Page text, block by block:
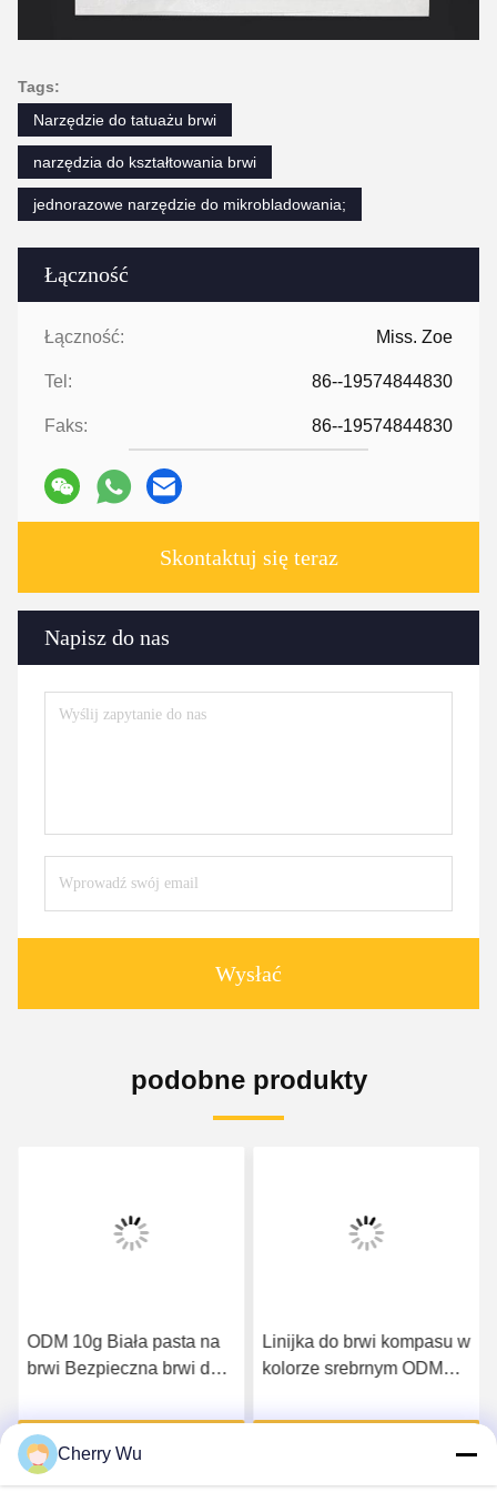
Łączność
Łączność: Miss. Zoe
Tel: 86--19574844830
Faks: 86--19574844830
Skontaktuj się teraz
Napisz do nas
Wysłać
Tags:
Narzędzie do tatuażu brwi
narzędzia do kształtowania brwi
jednorazowe narzędzie do mikrobladowania;
podobne produkty
ODM 10g Biała pasta na
brwi Bezpieczna brwi do
Uzyskaj najlepszą cenę
Linijka do brwi kompasu w
kolorze srebrnym ODM
pozycjonowanie
Cherry Wu